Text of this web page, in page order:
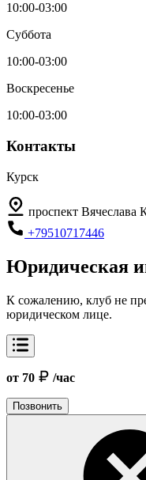
10:00-03:00
Суббота
10:00-03:00
Воскресенье
10:00-03:00
Контакты
Курск
проспект Вячеслава
+79510717446
Юридическая
К сожалению, клуб не
юридическом лице.
от 70 /час
Позвонить